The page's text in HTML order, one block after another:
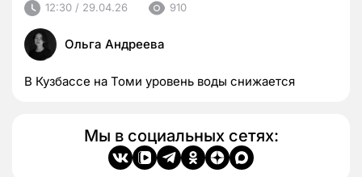
12:30 / 29.04.26 910
Ольга Андреева
В Кузбассе на Томи уровень воды снижается
Мы в социальных сетях: